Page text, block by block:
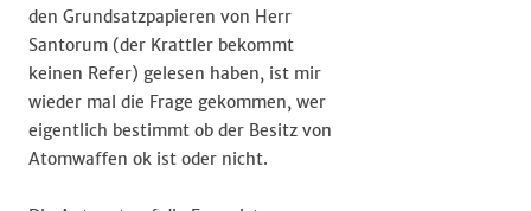
den Grundsatzpapieren von Herr
Santorum (der Krattler bekommt
keinen Refer) gelesen haben, ist mir
wieder mal die Frage gekommen, wer
eigentlich bestimmt ob der Besitz von
Atomwaffen ok ist oder nicht.